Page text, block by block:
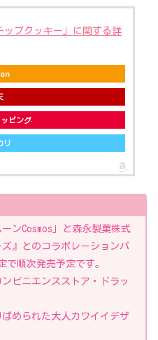
プクッキー」に関する詳
ピング
リ
ンCosmos」と森永製菓株式
』とのコラボレーションパ
で順次発売予定です。
ビニエンスストア・ドラッ
められた大人カワイイデザ